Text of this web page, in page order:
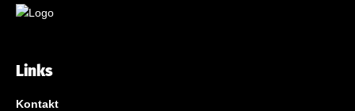
Links
Kontakt